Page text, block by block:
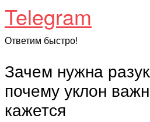
Telegram
Ответим быстро!
Зачем нужна
почему уклон
кажется